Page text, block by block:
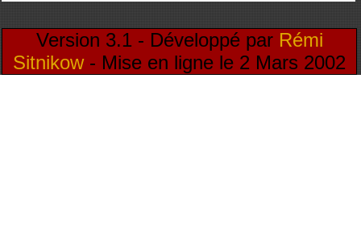
Version 3.1 - Développé par Rémi
Sitnikow- Mise en ligne le 2 Mars 2002